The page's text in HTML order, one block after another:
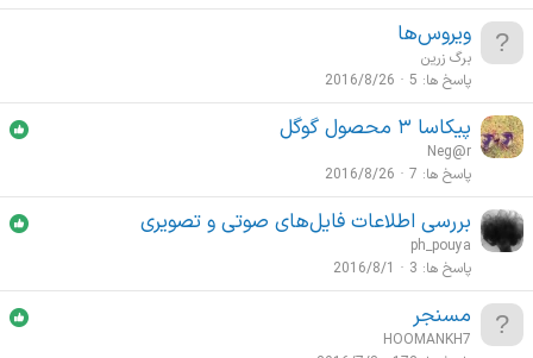
ویروس‌‌ها
برگ زرین
پاسخ ها 5
2016/8/26
پیکاسا ۳ محصول گوگل
Neg@r
پاسخ ها 7
2016/8/26
بررسی اطلاعات فایل‌های صوتی و تصویری
ph_pouya
پاسخ ها 3
2016/8/1
مسنجر
HOOMANKH7